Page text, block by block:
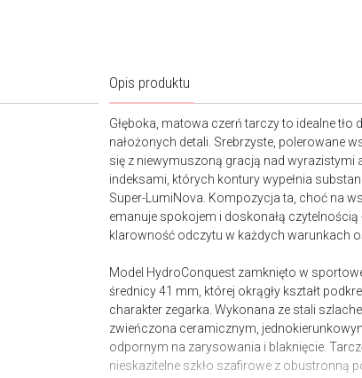
Opis produktu
Głęboka, matowa czerń tarczy to idealne tło
nałożonych detali. Srebrzyste, polerowane
się z niewymuszoną gracją nad wyrazistymi
indeksami, których kontury wypełnia
Super-LumiNova. Kompozycja ta, choć na
emanuje spokojem i doskonałą czytelnością
klarowność odczytu w każdych warunkach
Model HydroConquest zamknięto w
średnicy 41 mm, której okrągły kształt
charakter zegarka. Wykonana ze stali
zwieńczona ceramicznym,
odpornym na zarysowania i blaknięcie.
nieskazitelne szkło szafirowe z obustronną